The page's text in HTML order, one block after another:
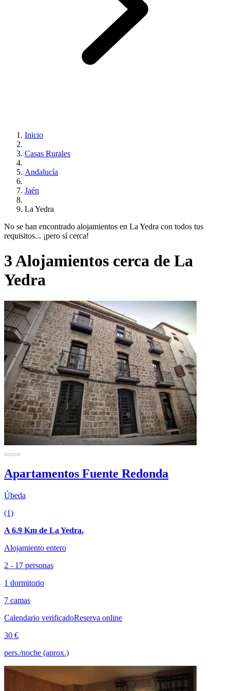
Inicio
Casas Rurales
Andalucía
Jaén
La Yedra
No se han encontrado alojamientos en La Yedra con todos tus
requisitos... ¡pero sí cerca!
3 Alojamientos cerca de La
Yedra
Apartamentos Fuente Redonda
Úbeda
(1)
A 6.9 Km de La Yedra.
Alojamiento entero
2 - 17 personas
1 dormitorio
7 camas
Calendario verificadoReserva online
30 €
pers./noche (aprox.)